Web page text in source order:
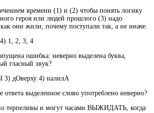
времени (1) и (2) чтобы понять логику
героя или людей прошлого (3) надо
как они жили, почему поступали так, а не иначе.
1, 2, 3, 4
ошибка: неверно выделена буква,
гласный звук?
3) дОверху 4) налилА
ответа выделенное слово употреблено неверно?
терпеливы и могут часами ВЫЖИДАТЬ, когда